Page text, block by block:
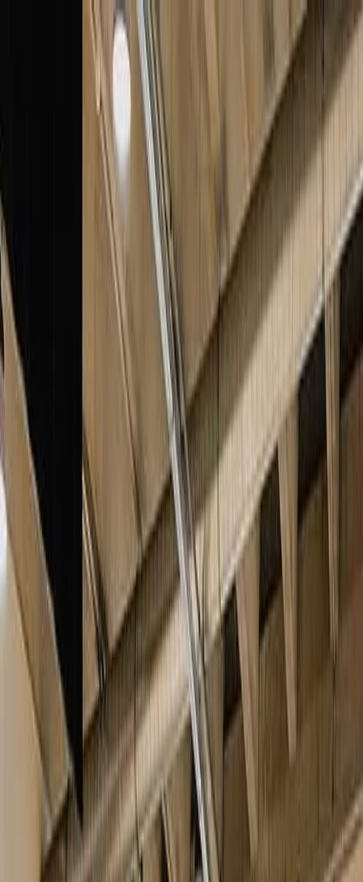
Leveranciers
LeveranciersInspiratie
Zoek leveranciers, inspiratie...
Jouw profiel
Word partner Jouw profiel
Zoek leveranciers, inspiratie...
Leveranciers
Inspiratie
Checklist
Galerij
Op de kaart
AI assistent
Advertentie